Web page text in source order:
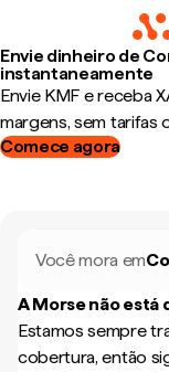
Envie dinheiro de
instantaneamente
Envie KMF e receba
margens, sem tarifas
Comece agora
Você mora em
A Morse não está
Estamos sempre
cobertura, então